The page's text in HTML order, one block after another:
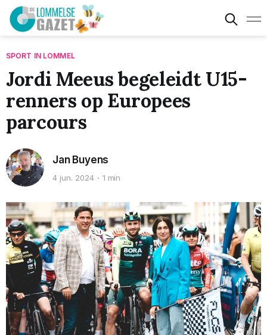
SPORT IN LOMMEL
Jordi Meeus begeleidt U15-
renners op Europees
parcours
Jan Buyens
4 jun. 2024 1 min